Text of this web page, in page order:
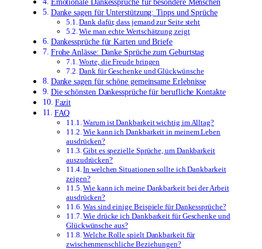
Danke sagen für Unterstützung: Tipps und Sprüche
Dank dafür, dass jemand zur Seite steht
Wie man echte Wertschätzung zeigt
Dankessprüche für Karten und Briefe
Frohe Anlässe: Danke Sprüche zum Geburtstag
Worte, die Freude bringen
Dank für Geschenke und Glückwünsche
Danke sagen für schöne gemeinsame Erlebnisse
Die schönsten Dankessprüche für berufliche Kontakte
Fazit
FAQ
Warum ist Dankbarkeit wichtig im Alltag?
Wie kann ich Dankbarkeit in meinem Leben
ausdrücken?
Gibt es spezielle Sprüche, um Dankbarkeit
auszudrücken?
In welchen Situationen sollte ich Dankbarkeit
zeigen?
Wie kann ich meine Dankbarkeit bei der Arbeit
ausdrücken?
Was sind einige Beispiele für Dankessprüche?
Wie drücke ich Dankbarkeit für Geschenke und
Glückwünsche aus?
Welche Rolle spielt Dankbarkeit für
zwischenmenschliche Beziehungen?